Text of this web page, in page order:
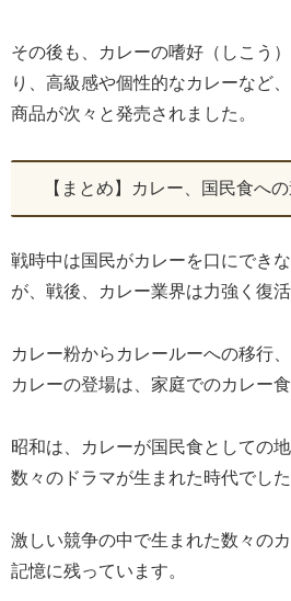
その後も、カレーの嗜好（しこう
り、高級感や個性的なカレーなど
商品が次々と発売されました。
【まとめ】カレー、国民食へ
戦時中は国民がカレーを口にでき
が、戦後、カレー業界は力強く復活
カレー粉からカレールーへの移行
カレーの登場は、家庭でのカレー
昭和は、カレーが国民食としての
数々のドラマが生まれた時代でした
激しい競争の中で生まれた数々の
記憶に残っています。